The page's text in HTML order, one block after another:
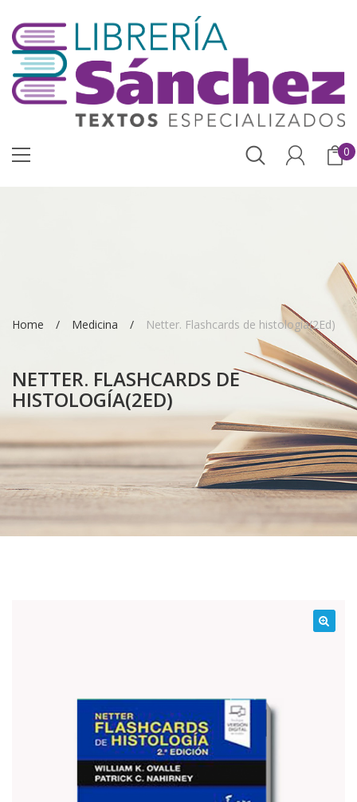
0
Home Medicina Netter. Flashcards de histología(2Ed)
NETTER. FLASHCARDS DE
HISTOLOGÍA(2ED)